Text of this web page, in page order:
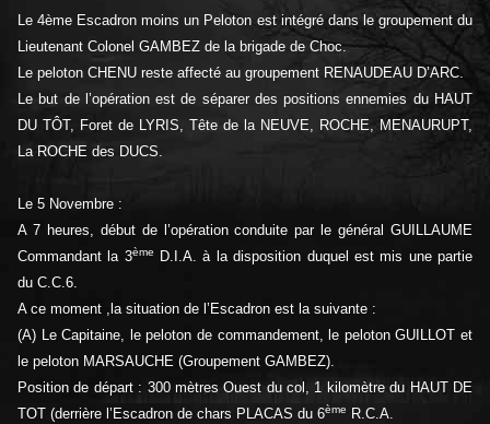
Le 4ème Escadron moins un Peloton est intégré dans le groupement du
Lieutenant Colonel GAMBEZ de la brigade de Choc.
Le peloton CHENU reste affecté au groupement RENAUDEAU D’ARC.
Le but de l’opération est de séparer des positions ennemies du HAUT
DU TÔT, Foret de LYRIS, Tête de la NEUVE, ROCHE, MENAURUPT,
La ROCHE des DUCS.
Le 5 Novembre :
A 7 heures, début de l’opération conduite par le général GUILLAUME
Commandant la 3ème
D.I.A. à la disposition duquel est mis une partie
du C.C.6.
A ce moment ,la situation de l’Escadron est la suivante :
(A) Le Capitaine, le peloton de commandement, le peloton GUILLOT et
le peloton MARSAUCHE (Groupement GAMBEZ).
Position de départ : 300 mètres Ouest du col, 1 kilomètre du HAUT DE
TOT (derrière l’Escadron de chars PLACAS du 6ème
R.C.A.